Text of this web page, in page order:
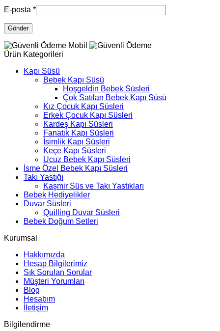
E-posta *
Ürün Kategorileri
Kapı Süsü
Bebek Kapı Süsü
Hoşgeldin Bebek Süsleri
Çok Satılan Bebek Kapı Süsü
Kız Çocuk Kapı Süsleri
Erkek Çocuk Kapı Süsleri
Kardeş Kapı Süsleri
Fanatik Kapı Süsleri
İsimlik Kapı Süsleri
Keçe Kapı Süsleri
Ucuz Bebek Kapı Süsleri
İsme Özel Bebek Kapı Süsleri
Takı Yastığı
Kaşmir Süs ve Takı Yastıkları
Bebek Hediyelikler
Duvar Süsleri
Quilling Duvar Süsleri
Bebek Doğum Setleri
Kurumsal
Hakkımızda
Hesap Bilgilerimiz
Sık Sorulan Sorular
Müşteri Yorumları
Blog
Hesabım
İletişim
Bilgilendirme